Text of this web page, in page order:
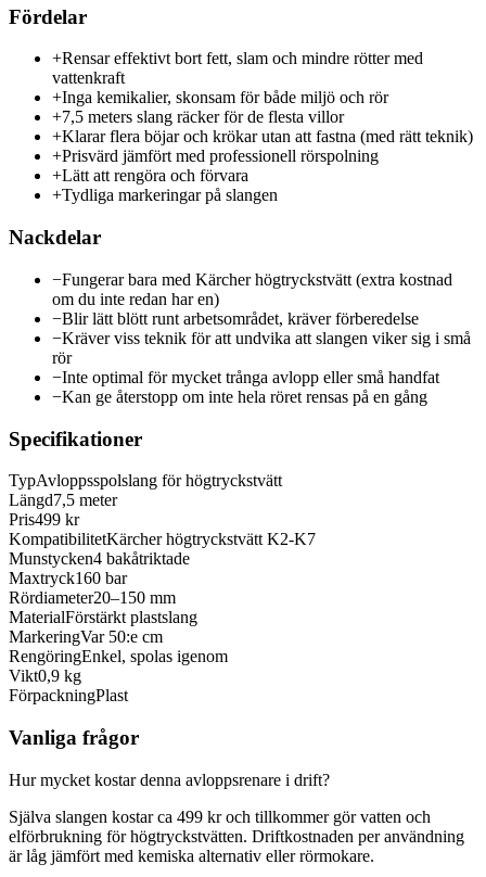
Fördelar
+Rensar effektivt bort fett, slam och mindre rötter med
vattenkraft
+Inga kemikalier, skonsam för både miljö och rör
+7,5 meters slang räcker för de flesta villor
+Klarar flera böjar och krökar utan att fastna (med rätt teknik)
+Prisvärd jämfört med professionell rörspolning
+Lätt att rengöra och förvara
+Tydliga markeringar på slangen
Nackdelar
−Fungerar bara med Kärcher högtryckstvätt (extra kostnad
om du inte redan har en)
−Blir lätt blött runt arbetsområdet, kräver förberedelse
−Kräver viss teknik för att undvika att slangen viker sig i små
rör
−Inte optimal för mycket trånga avlopp eller små handfat
−Kan ge återstopp om inte hela röret rensas på en gång
Specifikationer
TypAvloppsspolslang för högtryckstvätt
Längd7,5 meter
Pris499 kr
KompatibilitetKärcher högtryckstvätt K2-K7
Munstycken4 bakåtriktade
Maxtryck160 bar
Rördiameter20–150 mm
MaterialFörstärkt plastslang
MarkeringVar 50:e cm
RengöringEnkel, spolas igenom
Vikt0,9 kg
FörpackningPlast
Vanliga frågor
Hur mycket kostar denna avloppsrenare i drift?
Själva slangen kostar ca 499 kr och tillkommer gör vatten och
elförbrukning för högtryckstvätten. Driftkostnaden per användning
är låg jämfört med kemiska alternativ eller rörmokare.